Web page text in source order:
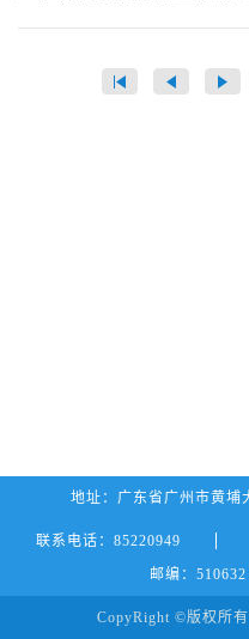
地址：广东省广州市黄埔
联系电话：85220949
邮编：510632
CopyRight ©版权所